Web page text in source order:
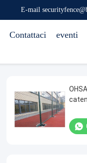
E-mail
Contattaci eventi